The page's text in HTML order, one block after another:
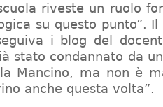
riveste un ruolo
su questo punto”.
i blog del
stato condannato da
Mancino, ma non è
anche questa volta”.